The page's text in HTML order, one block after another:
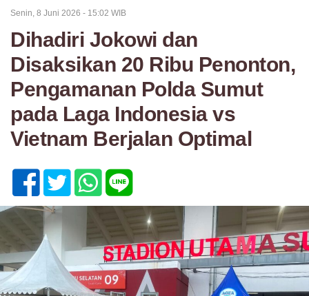
Senin, 8 Juni 2026 - 15:02 WIB
Dihadiri Jokowi dan
Disaksikan 20 Ribu Penonton,
Pengamanan Polda Sumut
pada Laga Indonesia vs
Vietnam Berjalan Optimal